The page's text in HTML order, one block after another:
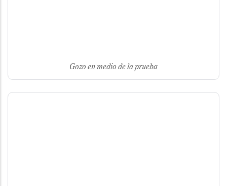
Gozo en medio de la prueba